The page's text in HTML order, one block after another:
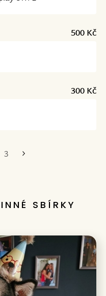
500 Kč
300 Kč
3
SBÍRKY